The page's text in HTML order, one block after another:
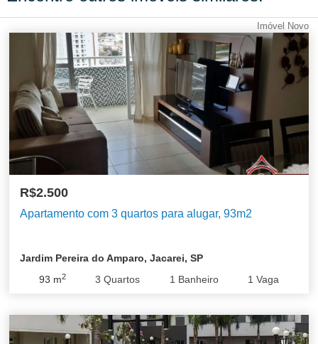
Imóvel Novo
R$2.500
Apartamento com 3 quartos para alugar, 93m2
Jardim Pereira do Amparo, Jacarei, SP
93 m2 3 Quartos 1 Banheiro 1 Vaga